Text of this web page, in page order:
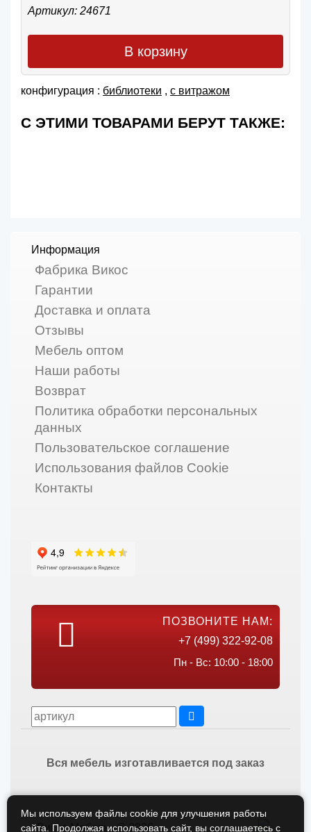
Артикул: 24671
В корзину
конфигурация : библиотеки , с витражом
С ЭТИМИ ТОВАРАМИ БЕРУТ ТАКЖЕ:
Информация
Фабрика Викос
Гарантии
Доставка и оплата
Отзывы
Мебель оптом
Наши работы
Возврат
Политика обработки персональных
данных
Пользовательское соглашение
Использования файлов Cookie
Контакты
ПОЗВОНИТЕ НАМ:
+7 (499) 322-92-08
Пн - Вс: 10:00 - 18:00
Вся мебель изготавливается под заказ
Викос Мебель © 2026
Мы используем файлы cookie для улучшения работы
сайта. Продолжая использовать сайт, вы соглашаетесь с